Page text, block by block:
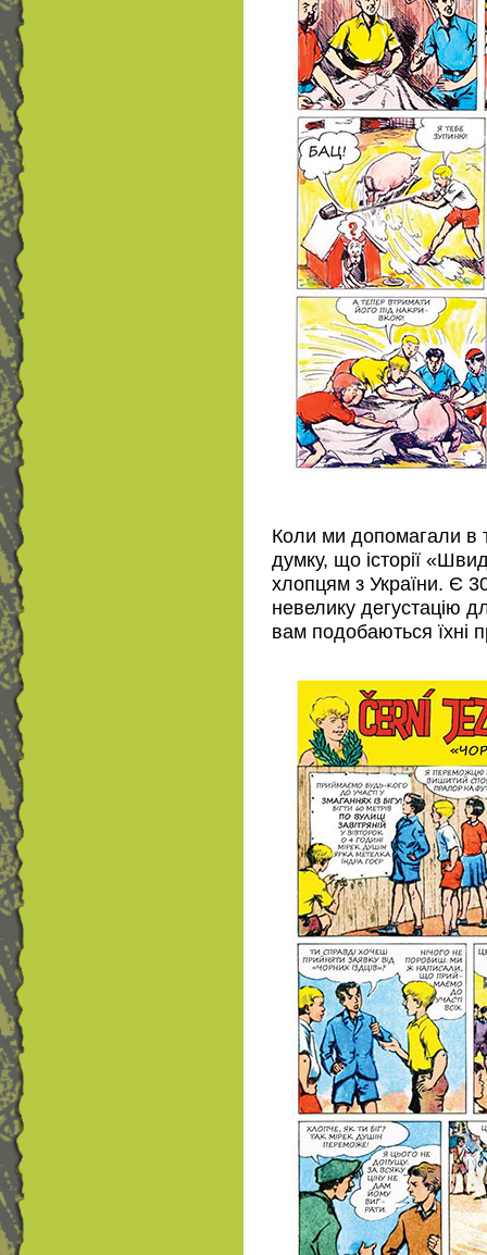
Коли ми допомагали в
думку, що історії
хлопцям з України. Є
невелику дегустацію
вам подобаються їхні